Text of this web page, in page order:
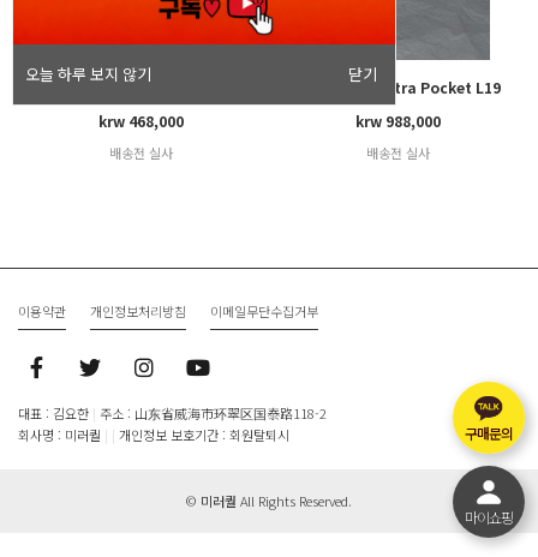
오늘 하루 보지 않기 닫기
Loro Piana Extra Pocket L23.5
(23*8*21cm)
krw 468,000
배송전 실사
Loro Piana Extra Pocket L19
(19*6.5*11cm)
krw 988,000
배송전 실사
이용약관 개인정보처리방침 이메일무단수집거부
대표 : 김요한 | 주소 : 山东省威海市环翠区国泰路118-2
회사명 : 미러퀄 | | 개인정보 보호기간 : 회원탈퇴시
© 미러퀄 All Rights Reserved.
구매문의
마이쇼핑